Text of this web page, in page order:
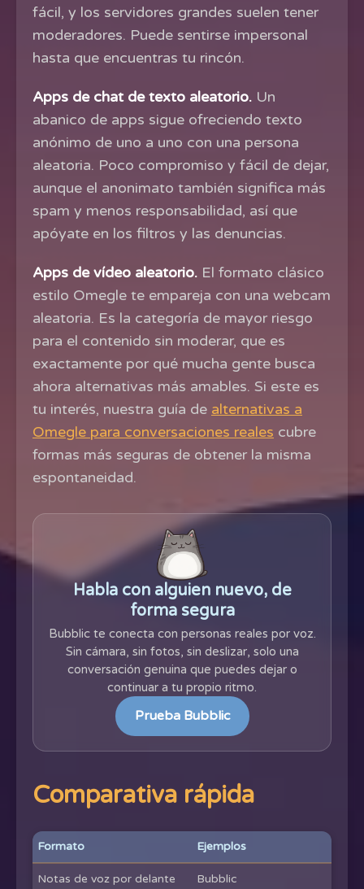
fácil, y los servidores grandes suelen tener
moderadores. Puede sentirse impersonal
hasta que encuentras tu rincón.
Apps de chat de texto aleatorio. Un
abanico de apps sigue ofreciendo texto
anónimo de uno a uno con una persona
aleatoria. Poco compromiso y fácil de dejar,
aunque el anonimato también significa más
spam y menos responsabilidad, así que
apóyate en los filtros y las denuncias.
Apps de vídeo aleatorio. El formato clásico
estilo Omegle te empareja con una webcam
aleatoria. Es la categoría de mayor riesgo
para el contenido sin moderar, que es
exactamente por qué mucha gente busca
ahora alternativas más amables. Si este es
tu interés, nuestra guía de alternativas a
Omegle para conversaciones reales cubre
formas más seguras de obtener la misma
espontaneidad.
Habla con alguien nuevo, de
forma segura
Bubblic te conecta con personas reales por voz.
Sin cámara, sin fotos, sin deslizar, solo una
conversación genuina que puedes dejar o
continuar a tu propio ritmo.
Prueba Bubblic
Comparativa rápida
Formato Ejemplos
Notas de voz por delante Bubblic